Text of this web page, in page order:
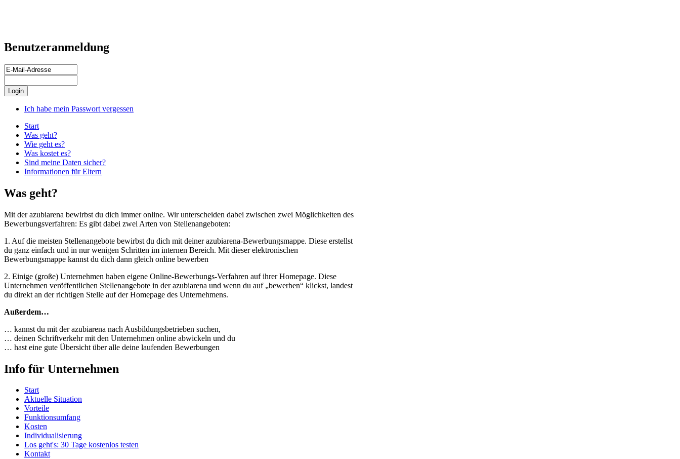
Benutzeranmeldung
Ich habe mein Passwort vergessen
Start
Was geht?
Wie geht es?
Was kostet es?
Sind meine Daten sicher?
Informationen für Eltern
Was geht?
Mit der azubiarena bewirbst du dich immer online. Wir unterscheiden dabei zwischen zwei Möglichkeiten des
Bewerbungsverfahren: Es gibt dabei zwei Arten von Stellenangeboten:
1. Auf die meisten Stellenangebote bewirbst du dich mit deiner azubiarena-Bewerbungsmappe. Diese erstellst
du ganz einfach und in nur wenigen Schritten im internen Bereich. Mit dieser elektronischen
Bewerbungsmappe kannst du dich dann gleich online bewerben
2. Einige (große) Unternehmen haben eigene Online-Bewerbungs-Verfahren auf ihrer Homepage. Diese
Unternehmen veröffentlichen Stellenangebote in der azubiarena und wenn du auf „bewerben“ klickst, landest
du direkt an der richtigen Stelle auf der Homepage des Unternehmens.
Außerdem…
… kannst du mit der azubiarena nach Ausbildungsbetrieben suchen,
… deinen Schriftverkehr mit den Unternehmen online abwickeln und du
… hast eine gute Übersicht über alle deine laufenden Bewerbungen
Info für Unternehmen
Start
Aktuelle Situation
Vorteile
Funktionsumfang
Kosten
Individualisierung
Los geht's: 30 Tage kostenlos testen
Kontakt